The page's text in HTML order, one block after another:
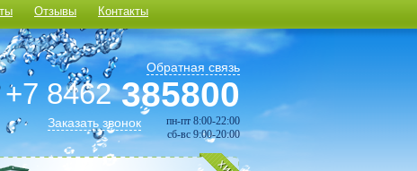
Отзывы Контакты
Обратная связь
+7 8462385800
Заказать звонок
пн-пт 8:00-22:00
сб-вс 9:00-20:00